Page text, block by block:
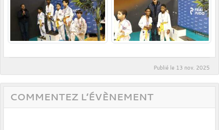
Publié le 13 nov. 2025
COMMENTEZ L’ÉVÈNEMENT